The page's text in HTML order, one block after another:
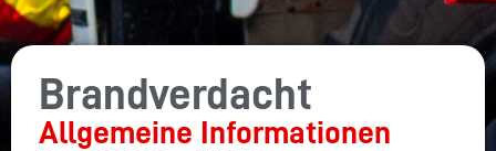
Brandverdacht
Allgemeine Informationen